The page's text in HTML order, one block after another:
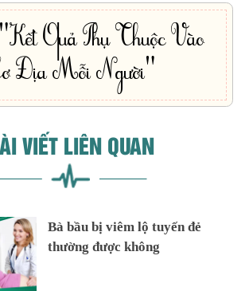
Quả Phụ Thuộc Vào
Địa Mỗi Người"
VIẾT LIÊN QUAN
Bà bầu bị viêm lộ tuyến đẻ
thường được không